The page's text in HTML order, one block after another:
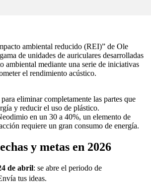
ambiental reducido (REI)” de Ole
de unidades de auriculares desarrolladas
ambiental mediante una serie de iniciativas
el rendimiento acústico.
eliminar completamente las partes que
y reducir el uso de plástico.
en un 30 a 40%, un elemento de
requiere un gran consumo de energía.
y metas en 2026
de abril: se abre el periodo de
tus ideas.